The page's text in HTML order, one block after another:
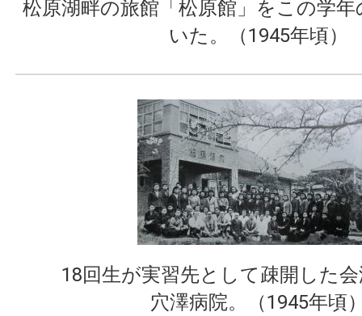
松原湖畔の旅館「松原館」をこの学
いた。（1945年頃）
18回生が実習先として疎開した
穴澤病院。（1945年頃